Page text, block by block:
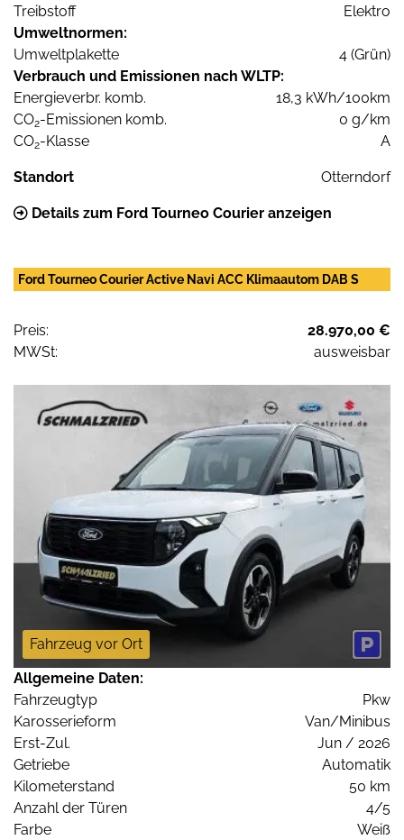
Treibstoff
Elektro
Umweltnormen:
Umweltplakette
4 (Grün)
Verbrauch und Emissionen nach WLTP:
Energieverbr. komb.
18,3 kWh/100km
CO2-Emissionen komb.
0 g/km
CO2-Klasse A
Standort Otterndorf
Details zum Ford Tourneo Courier anzeigen
Ford Tourneo Courier Active Navi ACC Klimaautom DAB S
Preis:
28.970,00 €
MWSt:
ausweisbar
Fahrzeug vor Ort
Allgemeine Daten:
Fahrzeugtyp
Pkw
Karosserieform
Van/Minibus
Erst-Zul.
Jun / 2026
Getriebe
Automatik
Kilometerstand
50 km
Anzahl der Türen
4/5
Farbe
Weiß